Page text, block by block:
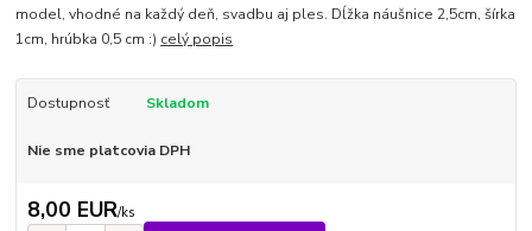
model, vhodné na každý deň, svadbu aj ples. Dĺžka náušnice 2,5cm, šírka
1cm, hrúbka 0,5 cm :) celý popis
Dostupnosť Skladom
Nie sme platcovia DPH
8,00 EUR/ks